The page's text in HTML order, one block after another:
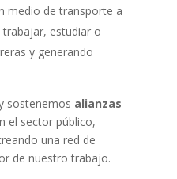
medio de transporte a
estudiar o
y generando
sostenemos alianzas
el sector público,
una red de
de nuestro trabajo.